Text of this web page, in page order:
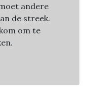
andere
de streek.
om te